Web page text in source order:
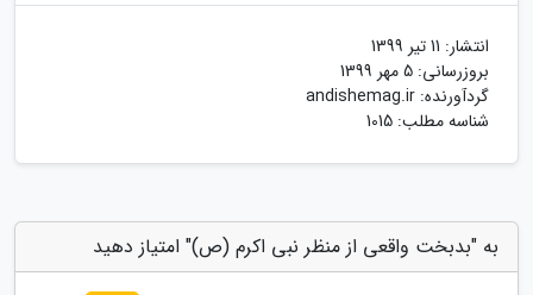
انتشار: 11 تیر 1399
بروزرسانی: 5 مهر 1399
گردآورنده: andishemag.ir
شناسه مطلب: 1015
به "بدبخت واقعی از منظر نبی اکرم (ص)" امتیاز دهید